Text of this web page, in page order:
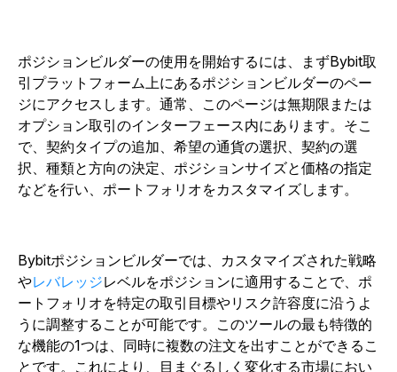
ポジションビルダーの使用を開始するには、まずBybit取
引プラットフォーム上にあるポジションビルダーのペー
ジにアクセスします。通常、このページは無期限または
オプション取引のインターフェース内にあります。そこ
で、契約タイプの追加、希望の通貨の選択、契約の選
択、種類と方向の決定、ポジションサイズと価格の指定
などを行い、ポートフォリオをカスタマイズします。
Bybitポジションビルダーでは、カスタマイズされた戦略
やレバレッジレベルをポジションに適用することで、ポ
ートフォリオを特定の取引目標やリスク許容度に沿うよ
うに調整することが可能です。このツールの最も特徴的
な機能の1つは、同時に複数の注文を出すことができるこ
とです。これにより、目まぐるしく変化する市場におい